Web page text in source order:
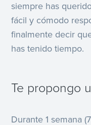
siempre has
fácil y cómodo
finalmente decir
has tenido tiempo.
Te propongo
Durante 1 semana